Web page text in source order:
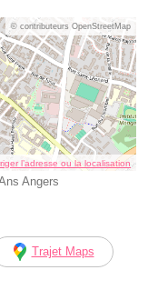
© contributeurs OpenStreetMap
l’adresse ou la localisation
Angers
Trajet Maps